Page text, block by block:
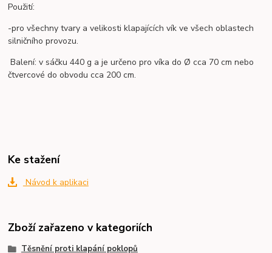
Použití:
-pro všechny tvary a velikosti klapajících vík ve všech oblastech
silničního provozu.
Balení: v sáčku 440 g a je určeno pro víka do Ø cca 70 cm nebo
čtvercové do obvodu cca 200 cm.
Ke stažení
Návod k aplikaci
Zboží zařazeno v kategoriích
Těsnění proti klapání poklopů